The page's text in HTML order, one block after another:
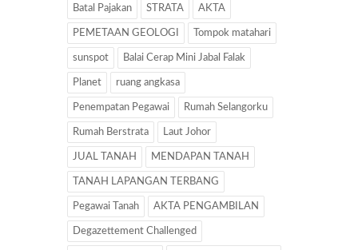
Batal Pajakan STRATA AKTA
PEMETAAN GEOLOGI Tompok matahari
sunspot Balai Cerap Mini Jabal Falak
Planet ruang angkasa
Penempatan Pegawai Rumah Selangorku
Rumah Berstrata Laut Johor
JUAL TANAH MENDAPAN TANAH
TANAH LAPANGAN TERBANG
Pegawai Tanah AKTA PENGAMBILAN
Degazettement Challenged